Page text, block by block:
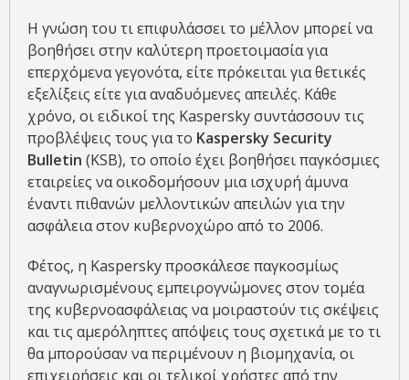
Η γνώση του τι επιφυλάσσει το μέλλον μπορεί να
βοηθήσει στην καλύτερη προετοιμασία για
επερχόμενα γεγονότα, είτε πρόκειται για θετικές
εξελίξεις είτε για αναδυόμενες απειλές. Κάθε
χρόνο, οι ειδικοί της Kaspersky συντάσσουν τις
προβλέψεις τους για το Kaspersky Security
Bulletin (KSB), το οποίο έχει βοηθήσει παγκόσμιες
εταιρείες να οικοδομήσουν μια ισχυρή άμυνα
έναντι πιθανών μελλοντικών απειλών για την
ασφάλεια στον κυβερνοχώρο από το 2006.
Φέτος, η Kaspersky προσκάλεσε παγκοσμίως
αναγνωρισμένους εμπειρογνώμονες στον τομέα
της κυβερνοασφάλειας να μοιραστούν τις σκέψεις
και τις αμερόληπτες απόψεις τους σχετικά με το τι
θα μπορούσαν να περιμένουν η βιομηχανία, οι
επιχειρήσεις και οι τελικοί χρήστες από την